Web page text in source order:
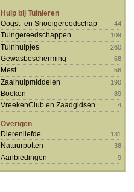
Hulp bij Tuinieren
Oogst- en Snoeigereedschap
44
Tuingereedschappen 109
Tuinhulpjes 260
Gewasbescherming 68
Mest 56
Zaaihulpmiddelen 190
Boeken 89
VreekenClub en Zaadgidsen 4
Overigen
Dierenliefde
131
Natuurpotten 38
Aanbiedingen 9